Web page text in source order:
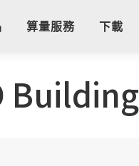
算量服務 下載
Building